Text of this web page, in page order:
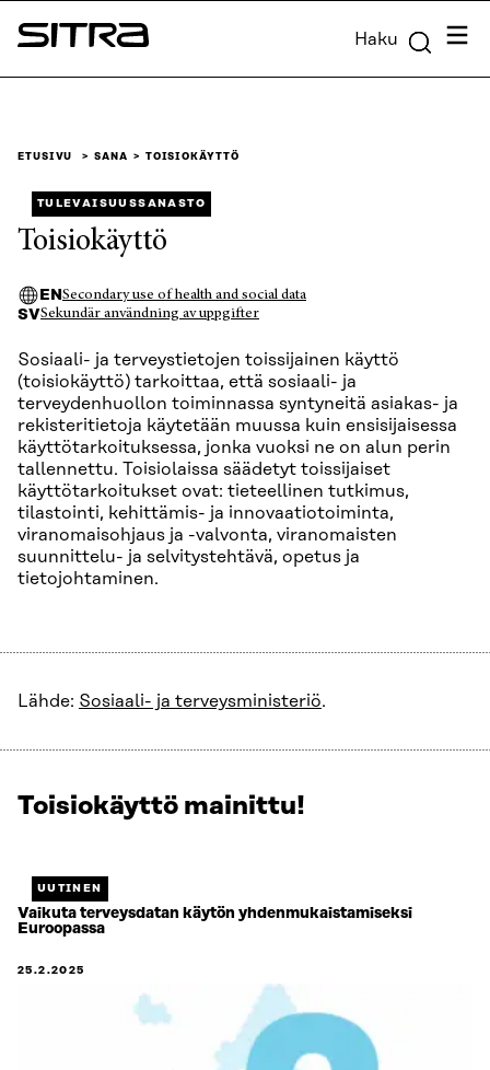
Siirry
suoraan
Sitra Haku
ETUSIVU SANA TOISIOKÄYTTÖ
TULEVAISUUSSANASTO
Toisiokäyttö
ENSecondary use of health and social data
SVSekundär användning av uppgifter
Sosiaali- ja terveystietojen toissijainen käyttö
(toisiokäyttö) tarkoittaa, että sosiaali- ja
terveydenhuollon toiminnassa syntyneitä asiakas- ja
rekisteritietoja käytetään muussa kuin ensisijaisessa
käyttötarkoituksessa, jonka vuoksi ne on alun perin
tallennettu. Toisiolaissa säädetyt toissijaiset
käyttötarkoitukset ovat: tieteellinen tutkimus,
tilastointi, kehittämis- ja innovaatiotoiminta,
viranomaisohjaus ja -valvonta, viranomaisten
suunnittelu- ja selvitystehtävä, opetus ja
tietojohtaminen.
Lähde: Sosiaali- ja terveysministeriö.
Toisiokäyttö mainittu!
UUTINEN
Vaikuta terveysdatan käytön yhdenmukaistamiseksi
Euroopassa
25.2.2025
Näytetään
Jäljellä
0.